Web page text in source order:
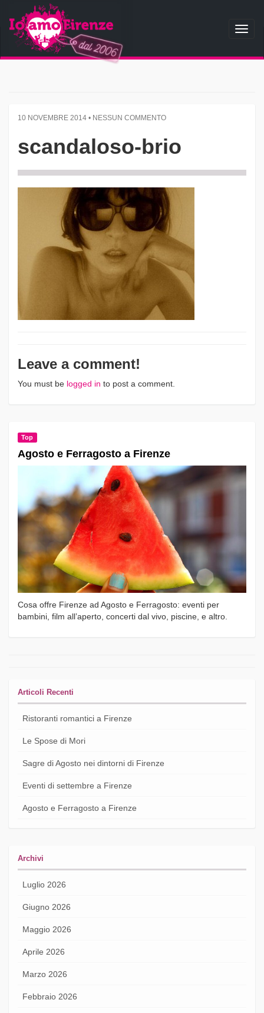
10 NOVEMBRE 2014 • NESSUN COMMENTO
scandaloso-brio
Leave a comment!
You must be logged in to post a comment.
Top
Agosto e Ferragosto a Firenze
Cosa offre Firenze ad Agosto e Ferragosto: eventi per
bambini, film all’aperto, concerti dal vivo, piscine, e altro.
Articoli Recenti
Ristoranti romantici a Firenze
Le Spose di Mori
Sagre di Agosto nei dintorni di Firenze
Eventi di settembre a Firenze
Agosto e Ferragosto a Firenze
Archivi
Luglio 2026
Giugno 2026
Maggio 2026
Aprile 2026
Marzo 2026
Febbraio 2026